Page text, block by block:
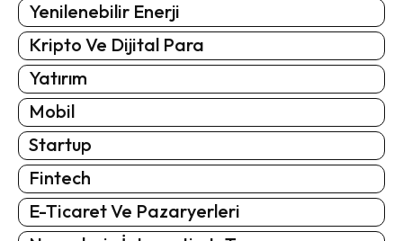
Yenilenebilir Enerji
Kripto Ve Dijital Para
Yatırım
Mobil
Startup
Fintech
E-Ticaret Ve Pazaryerleri